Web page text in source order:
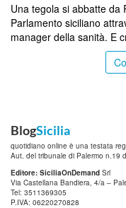
Una tegola si abbatte da
Parlamento siciliano
manager della sanità. E
BlogSicilia
quotidiano online è una testata
Aut. del tribunale di Palermo n.19
Editore: SiciliaOnDemand Srl
Via Castellana Bandiera, 4/a –
Tel: 3511369305
P.IVA: 06220270828